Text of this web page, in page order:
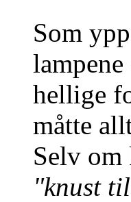
Som
hellige
måtte
Selv om
"knust